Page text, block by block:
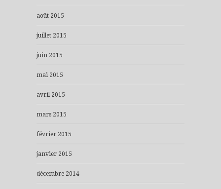
août 2015
juillet 2015
juin 2015
mai 2015
avril 2015
mars 2015
février 2015
janvier 2015
décembre 2014